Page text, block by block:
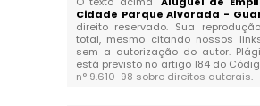
Cidade Parque Alvorada -
direito reservado. Sua
total, mesmo citando nossos
sem a autorização do autor.
está previsto no artigo 184 do
n° 9.610-98 sobre direitos autorais.